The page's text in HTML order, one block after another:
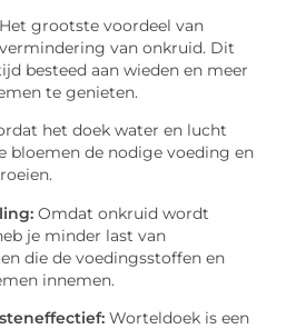
Het grootste voordeel van
van onkruid. Dit
besteed aan wieden en meer
te genieten.
het doek water en lucht
bloemen de nodige voeding en
Omdat onkruid wordt
je minder last van
die de voedingsstoffen en
innemen.
Worteldoek is een